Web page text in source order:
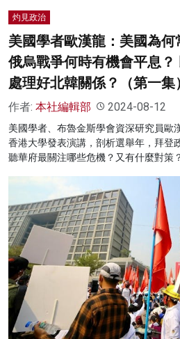
灼見政治
美國學者歐漢龍：美國為何
俄烏戰爭何時有機會平息
處理好北韓關係？（第一集）
作者: 本社編輯部 2024-08-12
美國學者、布魯金斯學會資深研究員歐
香港大學發表演講，剖析選舉年，拜登
聽華府最關注哪些危機？又有什麼對策